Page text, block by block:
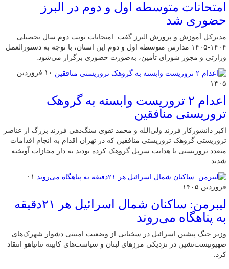
امتحانات متوسطه اول و دوم در البرز
حضوری شد
مدیرکل آموزش و پرورش البرز گفت: امتحانات نوبت دوم سال تحصیلی
۱۴۰۴-۱۴۰۵ مدارس متوسطه اول و دوم این استان، با توجه به دستورالعمل
وزارتی و مجوز شورای تأمین، به‌صورت حضوری برگزار می‌شود.
۱۰ فروردین
۱۴۰۵
اعدام ۲ تروریست وابسته به گروهک
تروریستی منافقین
اکبر دانشورکار فرزند ولی‌الله و محمد تقوی سنگ‌دهی فرزند بزرگ از عناصر
تروریستی گروهک تروریستی منافقین که در تهران اقدام به انجام اقدامات
متعدد تروریستی با هدایت سرپل گروهک کرده بودند به دار مجازات آویخته
شدند.
۰۱
فروردین ۱۴۰۵
لیبرمن: ساکنان شمال اسرائیل هر ۲۱دقیقه
به پناهگاه می‌روند
وزیر جنگ پیشین اسرائیل در سخنانی از وضعیت امنیتی دشوار شهرک‌های
صهیونیست‌نشین در نزدیکی مرزهای لبنان و سیاست‌های کابینه نتانیاهو انتقاد
کرد.